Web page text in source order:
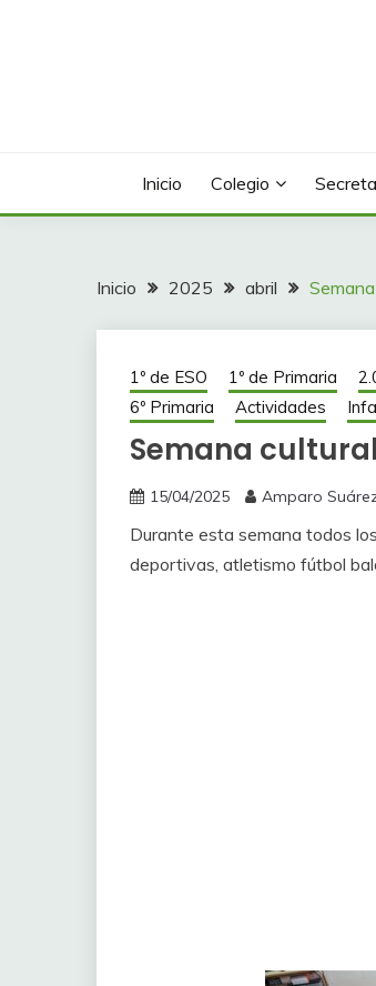
Inicio Colegio
Inicio 2025 abril
1º de ESO 1º de Primaria
6º Primaria
Actividades
Semana cultural
15/04/2025 Amparo
Durante esta semana todos
deportivas, atletismo fútbol